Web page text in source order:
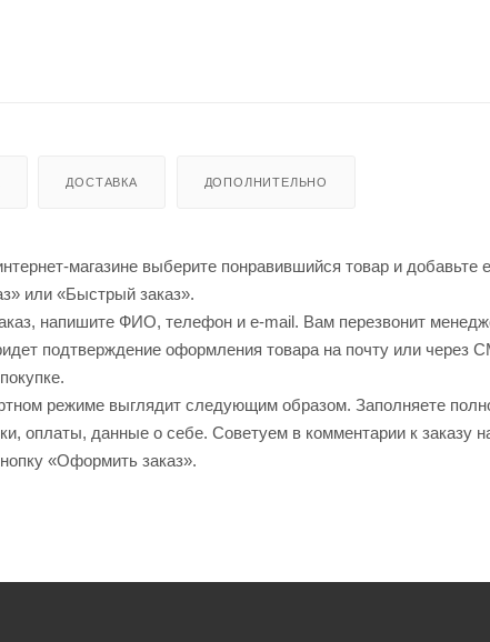
ДОСТАВКА ДОПОЛНИТЕЛЬНО
магазине выберите понравившийся товар и добавьте
или «Быстрый заказ».
напишите ФИО, телефон и e-mail. Вам перезвонит
подтверждение оформления товара на почту или через
режиме выглядит следующим образом. Заполняете
оплаты, данные о себе. Советуем в комментарии к заказу
«Оформить заказ».